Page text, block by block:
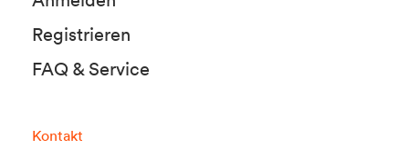
Registrieren
FAQ & Service
Kontakt